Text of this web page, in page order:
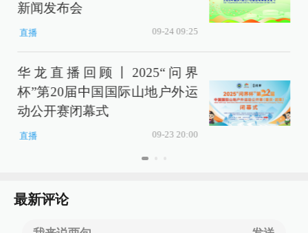
新闻发布会
直播 09-24 09:25
华龙直播回顾丨2025“问界
杯”第20届中国国际山地户外运
动公开赛闭幕式
直播 09-23 20:00
最新评论